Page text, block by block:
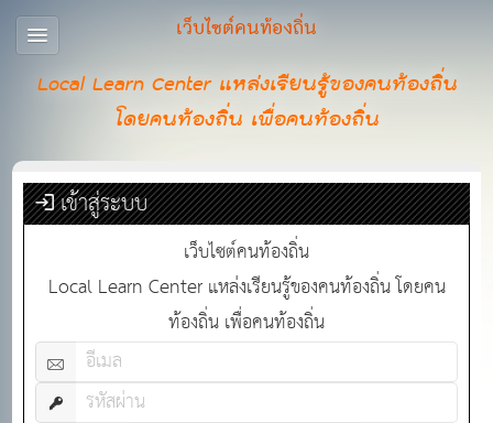
เว็บไซต์คนท้องถิ่น
Local Learn Center แหล่งเรียนรู้ของคนท้องถิ่น
โดยคนท้องถิ่น เพื่อคนท้องถิ่น
เข้าสู่ระบบ
เว็บไซต์คนท้องถิ่น
Local Learn Center แหล่งเรียนรู้ของคนท้องถิ่น โดยคน
ท้องถิ่น เพื่อคนท้องถิ่น